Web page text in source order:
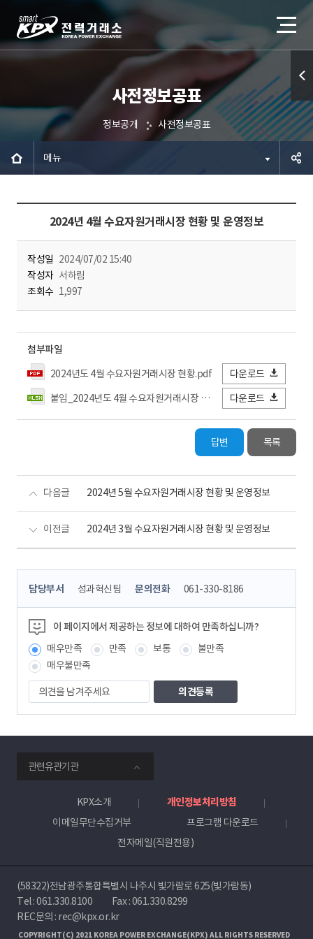
사전정보공표
정보공개 사전정보공표
메뉴
2024년 4월 수요자원거래시장 현황 및 운영정보
작성일 2024/07/02 15:40
작성자 서하림
조회수 1,997
첨부파일
2024년도 4월 수요자원거래시장 현황.pdf
다운로드
붙임_2024년도 4월 수요자원거래시장 현황 상세.xlsx
다운로드
답변 목록
다음글 2024년 5월 수요자원거래시장 현황 및 운영정보
이전글 2024년 3월 수요자원거래시장 현황 및 운영정보
콘
츠
정
보
책
임
자
담당부서 성과혁신팀 문의전화 061-330-8186
이 페이지에서 제공하는 정보에 대하여 만족하십니까?
매우만족
만족 보통
불만족
매우불만족
의
견
을
겨
주
세
요
관련유관기관
KPX소개
개인정보처리방침
이메일무단수집거부
프로그램 다운로드
전자메일(직원전용)
(58322)전남광주통합특별시 나주시 빛가람로 625(빛가람동)
Tel :061.330.8100
Fax : 061.330.8299
REC문의 : rec@kpx.or.kr
COPYRIGHT(C) 2021 KOREA POWER EXCHANGE(KPX) ALL RIGHTS RESERVED
퀵메
뉴 열
기